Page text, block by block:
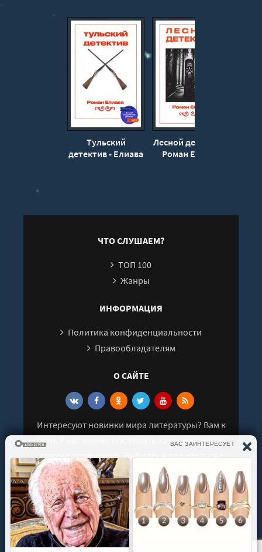
Тульский
детектив - Елиава
Лесной детектив -
Роман Елиава
ЧТО СЛУШАЕМ?
ТОП 100
Жанры
ИНФОРМАЦИЯ
Политика конфиденциальности
Правообладателям
О САЙТЕ
Интересуют новинки мира литературы? Вам к
нам. У нас можно послушать как новые так и
старые аудиокниги. Выбрать и поделиться с
друзьями лучшими аудиокнигами!
© 2021 - 2026 kniga-audio.net. Все права
защищены.